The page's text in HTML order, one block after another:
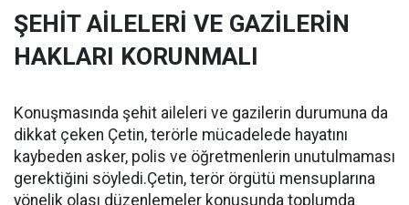
ŞEHİT AİLELERİ VE GAZİLERİN
HAKLARI KORUNMALI
Konuşmasında şehit aileleri ve gazilerin durumuna da
dikkat çeken Çetin, terörle mücadelede hayatını
kaybeden asker, polis ve öğretmenlerin unutulmaması
gerektiğini söyledi.Çetin, terör örgütü mensuplarına
yönelik olası düzenlemeler konusunda toplumda